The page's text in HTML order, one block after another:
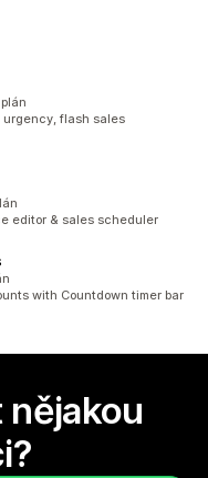
urgency, flash sales
editor & sales scheduler
with Countdown timer bar